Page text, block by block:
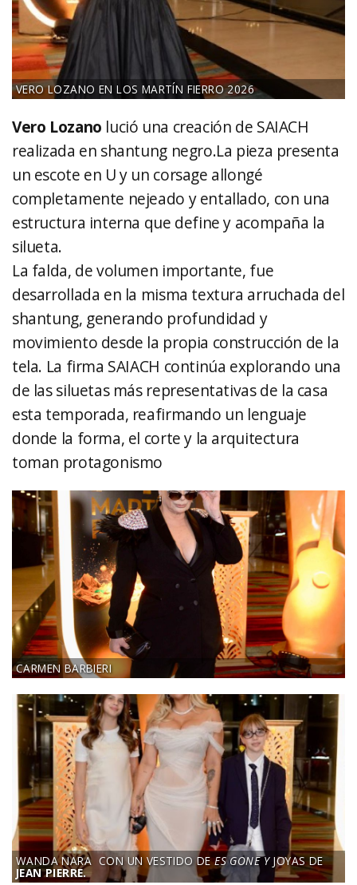
VERO LOZANO EN LOS MARTÍN FIERRO 2026
Vero Lozano lució una creación de SAIACH
realizada en shantung negro.La pieza presenta
un escote en U y un corsage allongé
completamente nejeado y entallado, con una
estructura interna que define y acompaña la
silueta.
La falda, de volumen importante, fue
desarrollada en la misma textura arruchada del
shantung, generando profundidad y
movimiento desde la propia construcción de la
tela. La firma SAIACH continúa explorando una
de las siluetas más representativas de la casa
esta temporada, reafirmando un lenguaje
donde la forma, el corte y la arquitectura
toman protagonismo
CARMEN BARBIERI
WANDA NARA CON UN VESTIDO DEES GONE Y JOYAS DE
JEAN PIERRE.